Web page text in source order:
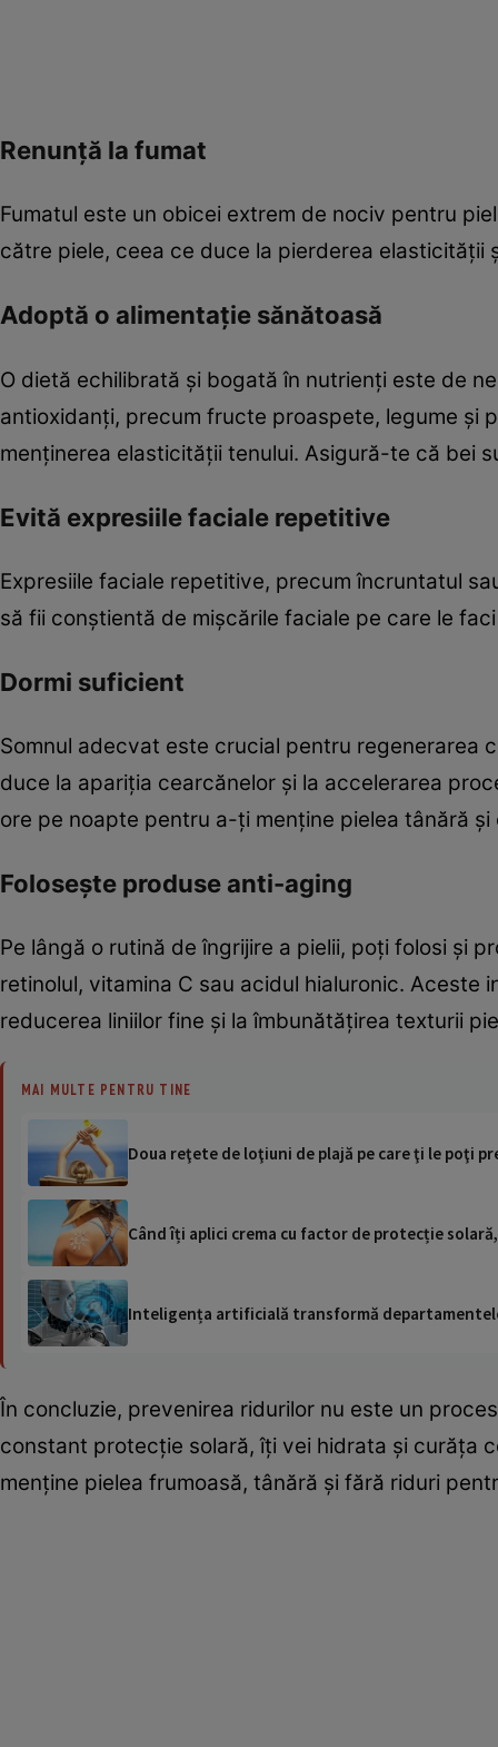
Renunță la fumat
Fumatul este un obicei extrem de nociv pentru
către piele, ceea ce duce la pierderea elasticității
Adoptă o alimentație sănătoasă
O dietă echilibrată și bogată în nutrienți este de
antioxidanți, precum fructe proaspete, legume și
menținerea elasticității tenului. Asigură-te că bei
Evită expresiile faciale repetitive
Expresiile faciale repetitive, precum încruntatul
să fii conștientă de mișcările faciale pe care le
Dormi suficient
Somnul adecvat este crucial pentru regenerarea
duce la apariția cearcănelor și la accelerarea
ore pe noapte pentru a-ți menține pielea tânără și
Folosește produse anti-aging
Pe lângă o rutină de îngrijire a pielii, poți folosi și
retinolul, vitamina C sau acidul hialuronic.
reducerea liniilor fine și la îmbunătățirea texturii
MAI MULTE PENTRU TINE
Doua reţete de loţiuni de plajă pe care ţi le poţi
Când îți aplici crema cu factor de protecție
Inteligența artificială transformă
În concluzie, prevenirea ridurilor nu este un
constant protecție solară, îți vei hidrata și curăța
menține pielea frumoasă, tânără și fără riduri